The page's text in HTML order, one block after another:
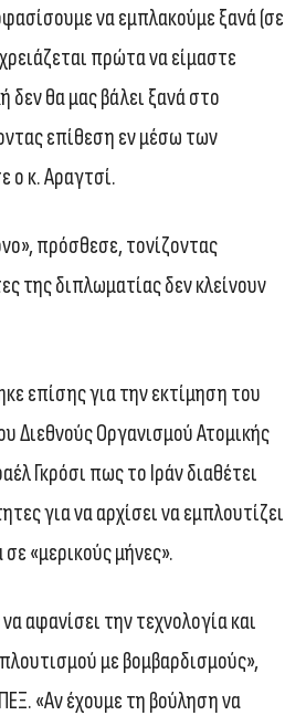
να εμπλακούμε ξανά (σε
πρώτα να είμαστε
δεν θα μας βάλει ξανά στο
επίθεση εν μέσω των
ο κ. Αραγτσί.
πρόσθεσε, τονίζοντας
της διπλωματίας δεν κλείνουν
επίσης για την εκτίμηση του
Διεθνούς Οργανισμού Ατομικής
Γκρόσι πως το Ιράν διαθέτει
για να αρχίσει να εμπλουτίζει
«μερικούς μήνες».
αφανίσει την τεχνολογία και
με βομβαρδισμούς»,
«Αν έχουμε τη βούληση να